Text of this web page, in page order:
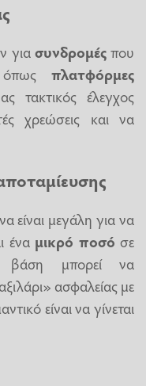
γιασυνδρομέςπου
όπως πλατφόρμες
τακτικός έλεγχος
χρεώσεις και να
είναι μεγάλη για να
ένα μικρό ποσό σε
βάση μπορεί να
ασφαλείας με
είναι να γίνεται